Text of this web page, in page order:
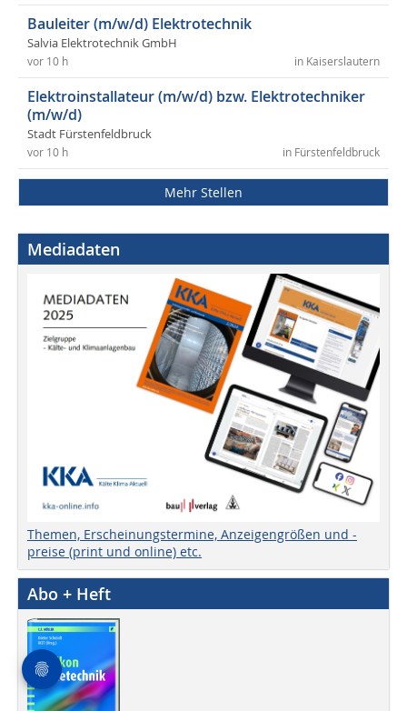
Bauleiter (m/w/d) Elektrotechnik
Salvia Elektrotechnik GmbH
in Kaiserslautern
vor 10 h
Elektroinstallateur (m/w/d) bzw. Elektrotechniker
(m/w/d)
Stadt Fürstenfeldbruck
in Fürstenfeldbruck
vor 10 h
Mehr Stellen
Mediadaten
Themen, Erscheinungstermine, Anzeigengrößen und -
preise (print und online) etc.
Abo + Heft